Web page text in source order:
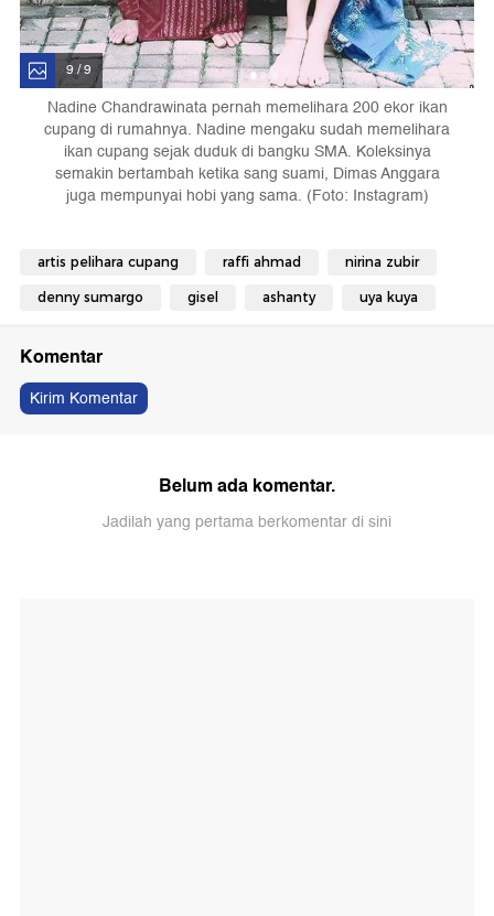
9 / 9
Nadine Chandrawinata pernah memelihara 200 ekor ikan
cupang di rumahnya. Nadine mengaku sudah memelihara
ikan cupang sejak duduk di bangku SMA. Koleksinya
semakin bertambah ketika sang suami, Dimas Anggara
juga mempunyai hobi yang sama. (Foto: Instagram)
artis pelihara cupang raffi ahmad nirina zubir
denny sumargo gisel ashanty uya kuya
Komentar
Kirim Komentar
Belum ada komentar.
Jadilah yang pertama berkomentar di sini